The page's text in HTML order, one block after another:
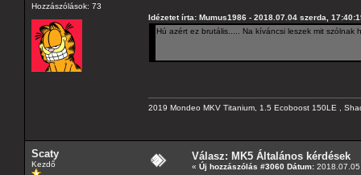
Hozzászólások: 73
Idézetet írta: Mumus1986 - 2018.07.04 szerda,
Hú azért ez brutális..... Na kíváncsi leszek mit szólnak
2019 Mondeo MKV Titanium, 1.5 Ecoboost 150LE ,
Scaty
Kezdő
Válasz: MK5 Általános kérdések
« Új hozzászólás #3060 Dátum: